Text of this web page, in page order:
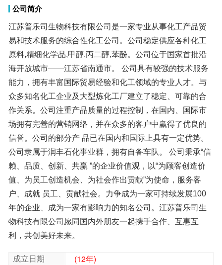
公司简介
江苏普乐司生物科技有限公司是一家专业从事化工产品贸
易和技术服务的综合性化工公司。公司稳定供应各种化工
原料,精细化学品,甲醇,丙二醇,苯酚。公司位于国家首批沿
海开放城市——江苏省南通市。 公司具有较强的技术服务
能力，拥有丰富国际贸易经验和化工领域的专业人才。与
众多知名化工企业及大型炼化工厂建立了稳定、可靠的合
作关系。公司注重产品质量的过程控制，在国内、国际市
场拥有完善的营销网络，并在众多的客户中赢得了优良的
信誉。公司的部分产 品已在国内和国际上具有一定优势。
公司隶属于润丰石化事业群，拥有自备车队。 公司秉承“信
赖、品质、创新、共赢 ”的企业价值观，以“为顾客创造价
值、为员工创造机会、为社会作出贡献”为使命，服务客
户、成就 员工、贡献社会。力争成为一家可持续发展100
年的企业、成为一家有影响力的知名公司。江苏普乐司生
物科技有限公司愿同国内外朋友一起携手合作、互惠互
利，共创美好未来。
成立日期
(12年)